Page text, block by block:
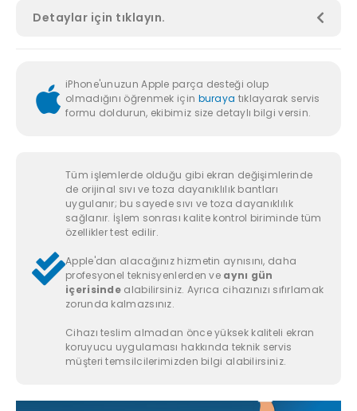
Detaylar için tıklayın.
iPhone'unuzun Apple parça desteği olup
olmadığını öğrenmek için buraya tıklayarak servis
formu doldurun, ekibimiz size detaylı bilgi versin.
Tüm işlemlerde olduğu gibi ekran değişimlerinde
de orijinal sıvı ve toza dayanıklılık bantları
uygulanır; bu sayede sıvı ve toza dayanıklılık
sağlanır. İşlem sonrası kalite kontrol biriminde tüm
özellikler test edilir.
Apple'dan alacağınız hizmetin aynısını, daha
profesyonel teknisyenlerden ve aynı gün
içerisinde alabilirsiniz. Ayrıca cihazınızı sıfırlamak
zorunda kalmazsınız.
Cihazı teslim almadan önce yüksek kaliteli ekran
koruyucu uygulaması hakkında teknik servis
müşteri temsilcilerimizden bilgi alabilirsiniz.